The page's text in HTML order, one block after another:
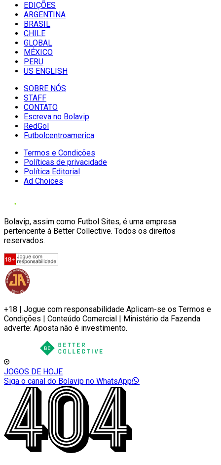
EDIÇÕES
ARGENTINA
BRASIL
CHILE
GLOBAL
MÉXICO
PERU
US ENGLISH
SOBRE NÓS
STAFF
CONTATO
Escreva no Bolavip
RedGol
Futbolcentroamerica
Termos e Condições
Políticas de privacidade
Política Editorial
Ad Choices
Bolavip, assim como Futbol Sites, é uma empresa
pertencente à Better Collective. Todos os direitos
reservados.
+18 | Jogue com responsabilidade Aplicam-se os Termos e
Condições | Conteúdo Comercial | Ministério da Fazenda
adverte: Aposta não é investimento.
JOGOS DE HOJE
Siga o canal do Bolavip no WhatsApp